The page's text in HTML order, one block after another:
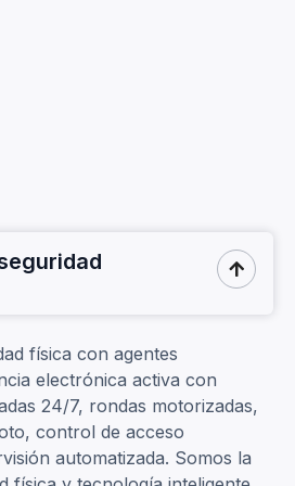

física con agentes
electrónica activa con
24/7, rondas motorizadas,
control de acceso
automatizada. Somos la